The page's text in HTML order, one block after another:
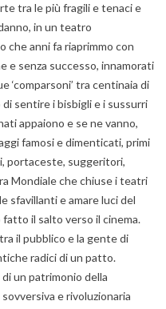
tra le più fragili e tenaci e
in un teatro
che anni fa riaprimmo con
e senza successo, innamorati
‘comparsoni’ tra centinaia di
sentire i bisbigli e i sussurri
appaiono e se ne vanno,
famosi e dimenticati, primi
portaceste, suggeritori,
Mondiale che chiuse i teatri
sfavillanti e amare luci del
il salto verso il cinema.
il pubblico e la gente di
radici di un patto.
un patrimonio della
e rivoluzionaria